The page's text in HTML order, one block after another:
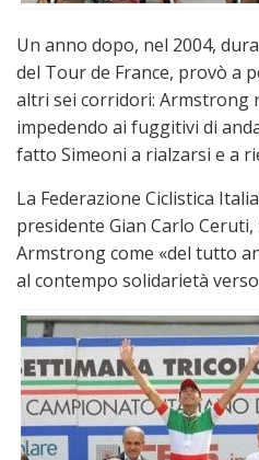
Un anno dopo, nel 2004,
del Tour de France, provò a
altri sei corridori: Armstrong
impedendo ai fuggitivi di
fatto Simeoni a rialzarsi e a
La Federazione Ciclistica
presidente Gian Carlo
Armstrong come «del tutto
al contempo solidarietà